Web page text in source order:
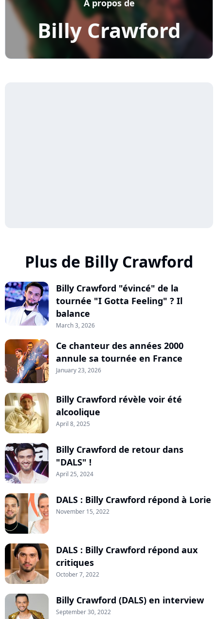
Billy Crawford
A propos de
Plus de Billy Crawford
Billy Crawford "évincé" de la
tournée "I Gotta Feeling" ? Il
balance
March 3, 2026
Ce chanteur des années 2000
annule sa tournée en France
January 23, 2026
Billy Crawford révèle voir été
alcoolique
April 8, 2025
Billy Crawford de retour dans
"DALS" !
April 25, 2024
DALS : Billy Crawford répond à Lorie
November 15, 2022
DALS : Billy Crawford répond aux
critiques
October 7, 2022
Billy Crawford (DALS) en interview
September 30, 2022